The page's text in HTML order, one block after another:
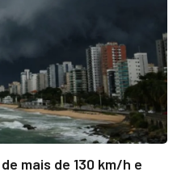
mais de 130 km/h e